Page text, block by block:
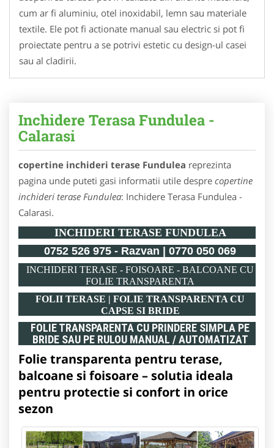
cum ar fi aluminiu, otel inoxidabil, lemn sau materiale
textile. Ele pot fi actionate manual sau electric si pot fi
proiectate pentru a se potrivi estetic cu design-ul casei
sau al cladirii.
Inchidere Terasa Fundulea -
Calarasi
copertine inchideri terase Fundulea reprezinta
pagina unde puteti gasi informatii utile despre copertine
inchideri terase Fundulea: Inchidere Terasa Fundulea -
Calarasi.
INCHIDERI TERASE FUNDULEA
0752 526 975 - Razvan | 0770 050 069
INCHIDERI TERASE - FOISOARE - BALCOANE CU
FOLIE TRANSPARENTA
FOLII TERASE | FOLIE TRANSPARENTA CU
CAPSE SI BRIDE
FOLIE TRANSPARENTA CU PRINDERE SIMPLA PE
BRIDE SAU PE RULOU MANUAL / AUTOMATIZAT
Folie transparenta pentru terase,
balcoane si foisoare – solutia ideala
pentru protectie si confort in orice
sezon